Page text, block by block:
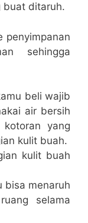
buat ditaruh.
penyimpanan
sehingga
beli wajib
air bersih
kotoran yang
kulit buah.
kulit buah
bisa menaruh
selama